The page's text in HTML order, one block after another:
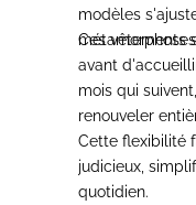
modèles
Ces vêtements
avant
mois qui suivent
renouveler
Cette flexibilité
judicieux ,
quotidien.